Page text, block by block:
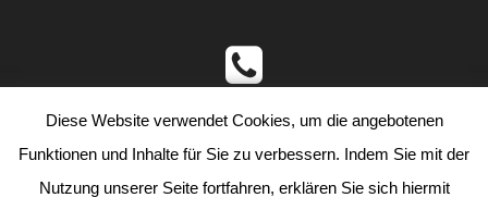
TEL.: 089 27 37 4000
info(@)alibey-restaurant.de https://alibey-restaurant.de
Diese Website verwendet Cookies, um die angebotenen
Funktionen und Inhalte für Sie zu verbessern. Indem Sie mit der
Nutzung unserer Seite fortfahren, erklären Sie sich hiermit